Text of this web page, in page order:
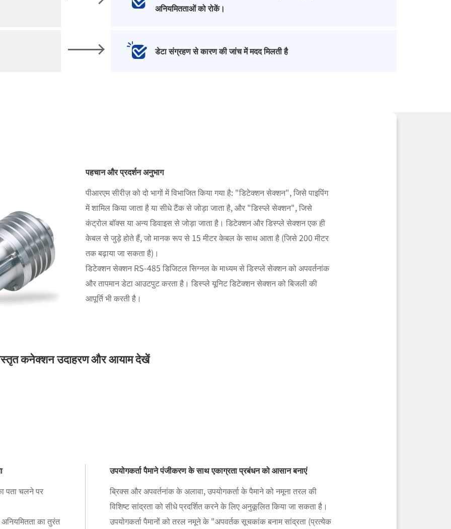
अनियमितताओं को रोकें।
डेटा संग्रहण से कारण की जांच में मदद मिलती है
पहचान और प्रदर्शन अनुभाग
पीआरएम सीरीज़ को दो भागों में विभाजित किया गया है: "डिटेक्शन सेक्शन", जिसे पाइपिंग
में शामिल किया जाता है या सीधे टैंक से जोड़ा जाता है, और "डिस्प्ले सेक्शन", जिसे
कंट्रोल बॉक्स या अन्य डिवाइस से जोड़ा जाता है। डिटेक्शन और डिस्प्ले सेक्शन एक ही
केबल से जुड़े होते हैं, जो मानक रूप से 15 मीटर केबल के साथ आता है (जिसे 200 मीटर
तक बढ़ाया जा सकता है)।
डिटेक्शन सेक्शन RS-485 डिजिटल सिग्नल के माध्यम से डिस्प्ले सेक्शन को अपवर्तनांक
और तापमान डेटा आउटपुट करता है। डिस्प्ले यूनिट डिटेक्शन सेक्शन को बिजली की
आपूर्ति भी करती है।
कनेक्शन उदाहरण और आयाम देखें
पता चलने पर
का तुरंत
उपयोगकर्ता पैमाने पंजीकरण के साथ एकाग्रता प्रबंधन को आसान बनाएं
ब्रिक्स और अपवर्तनांक के अलावा, उपयोगकर्ता के पैमाने को नमूना तरल की
विशिष्ट सांद्रता को सीधे प्रदर्शित करने के लिए अनुकूलित किया जा सकता है।
उपयोगकर्ता पैमानों को तरल नमूने के "अपवर्तक सूचकांक बनाम सांद्रता (प्रत्येक